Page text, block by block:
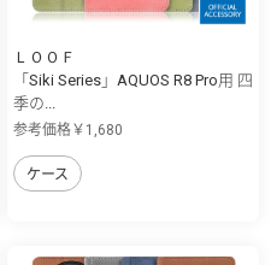
ＬＯＯＦ
「Siki Series」AQUOS R8 Pro用 四
季の...
参考価格￥1,680
ケース